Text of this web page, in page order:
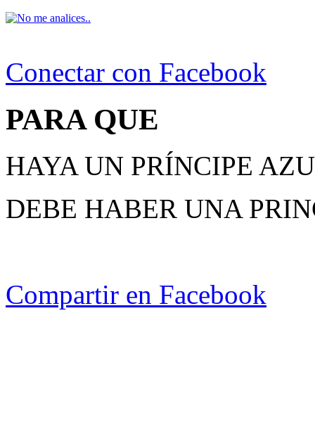
Conectar con Facebook
PARA QUE
HAYA UN PRÍNCIPE
DEBE HABER UNA
Compartir en Facebook